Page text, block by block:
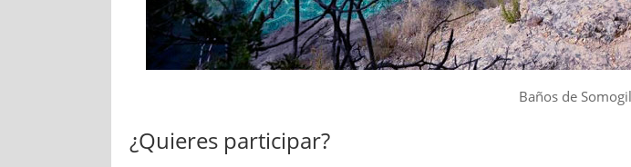
Baños de
¿Quieres participar?